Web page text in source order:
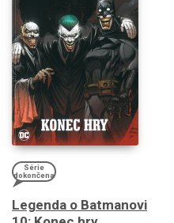
Série
dokončena
Legenda o Batmanovi